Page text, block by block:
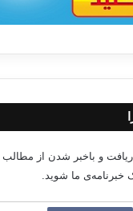
و باخبر شدن از مطالب
خبرنامه‌ی ما شوید.